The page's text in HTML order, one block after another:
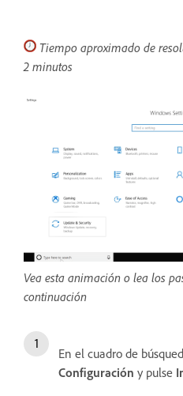
Tiempo aproximado de
2 minutos
Vea esta animación o lea los
continuación
En el cuadro de
Configuración y pulse